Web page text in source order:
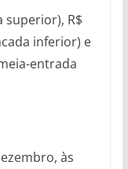
superior), R$
inferior) e
entrada
às